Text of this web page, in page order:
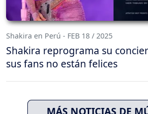
Shakira en Perú - FEB 18 / 2025
Shakira reprograma su
sus fans no están felices